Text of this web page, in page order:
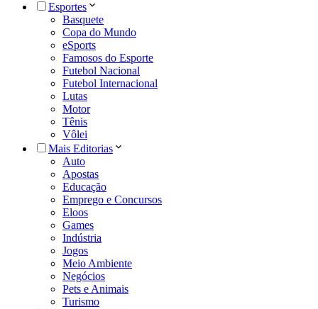
Esportes
Basquete
Copa do Mundo
eSports
Famosos do Esporte
Futebol Nacional
Futebol Internacional
Lutas
Motor
Tênis
Vôlei
Mais Editorias
Auto
Apostas
Educação
Emprego e Concursos
Eloos
Games
Indústria
Jogos
Meio Ambiente
Negócios
Pets e Animais
Turismo